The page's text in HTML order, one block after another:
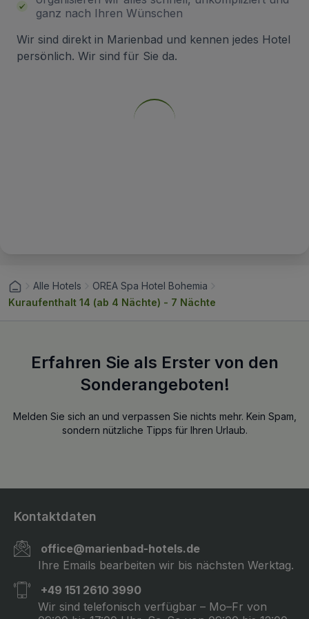
ganz nach Ihren Wünschen
Wir sind direkt in Marienbad und kennen jedes Hotel
persönlich. Wir sind für Sie da.
Alle Hotels
OREA Spa Hotel Bohemia
Kuraufenthalt 14 (ab 4 Nächte) - 7 Nächte
Erfahren Sie als Erster von den
Sonderangeboten!
Melden Sie sich an und verpassen Sie nichts mehr. Kein Spam,
sondern nützliche Tipps für Ihren Urlaub.
Kontaktdaten
office@marienbad-hotels.de
Ihre Emails bearbeiten wir bis nächsten Werktag.
+49 151 2610 3990
Wir sind telefonisch verfügbar – Mo–Fr von